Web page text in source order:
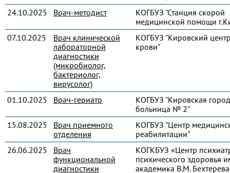
24.10.2025
Врач-методист
КОГБУЗ "Станция скорой
медицинской помощи
07.10.2025
Врач клинической
лабораторной
диагностики
(микробиолог,
бактериолог,
вирусолог)
КОГБУЗ "Кировский
крови"
01.10.2025 Врач-гериатр
КОГБУЗ "Кировская
больница № 2"
15.08.2025
Врач приемного
отделения
КОГБУЗ "Центр
реабилитации"
26.06.2025
Врач
функциональной
диагностики
КОГКБУЗ «Центр
психического здоровья
академика В.М.